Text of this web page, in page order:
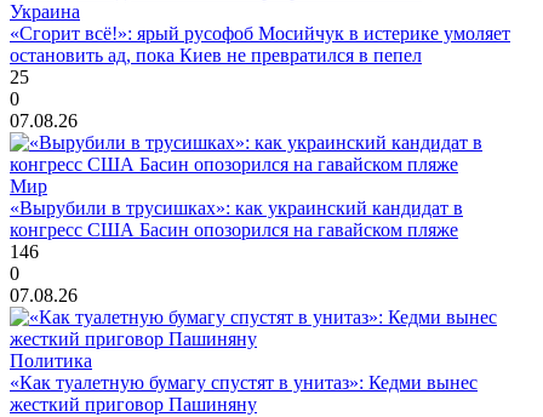
Украина
«Сгорит всё!»: ярый русофоб Мосийчук в истерике умоляет
остановить ад, пока Киев не превратился в пепел
25
0
07.08.26
Мир
«Вырубили в трусишках»: как украинский кандидат в
конгресс США Басин опозорился на гавайском пляже
146
0
07.08.26
Политика
«Как туалетную бумагу спустят в унитаз»: Кедми вынес
жесткий приговор Пашиняну